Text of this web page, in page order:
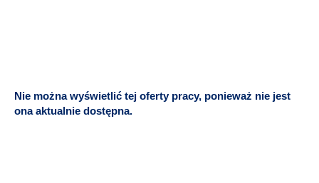
Nie można wyświetlić tej oferty pracy, ponieważ nie jest
ona aktualnie dostępna.